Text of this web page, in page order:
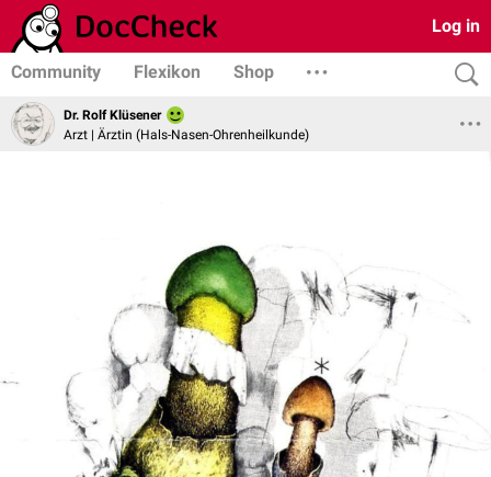
Log in
Community Flexikon Shop
Dr. Rolf Klüsener
Arzt | Ärztin (Hals-Nasen-Ohrenheilkunde)